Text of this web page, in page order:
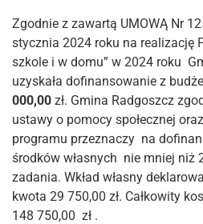
Zgodnie z zawartą UMOWĄ Nr
stycznia 2024 roku na realizację
szkole i w domu” w 2024 roku
uzyskała dofinansowanie z
000,00 zł. Gmina Radgoszcz
ustawy o pomocy społecznej
programu przeznaczy na
środków własnych nie mniej niż
zadania. Wkład własny
kwota 29 750,00 zł. Całkowity
148 750,00 zł .